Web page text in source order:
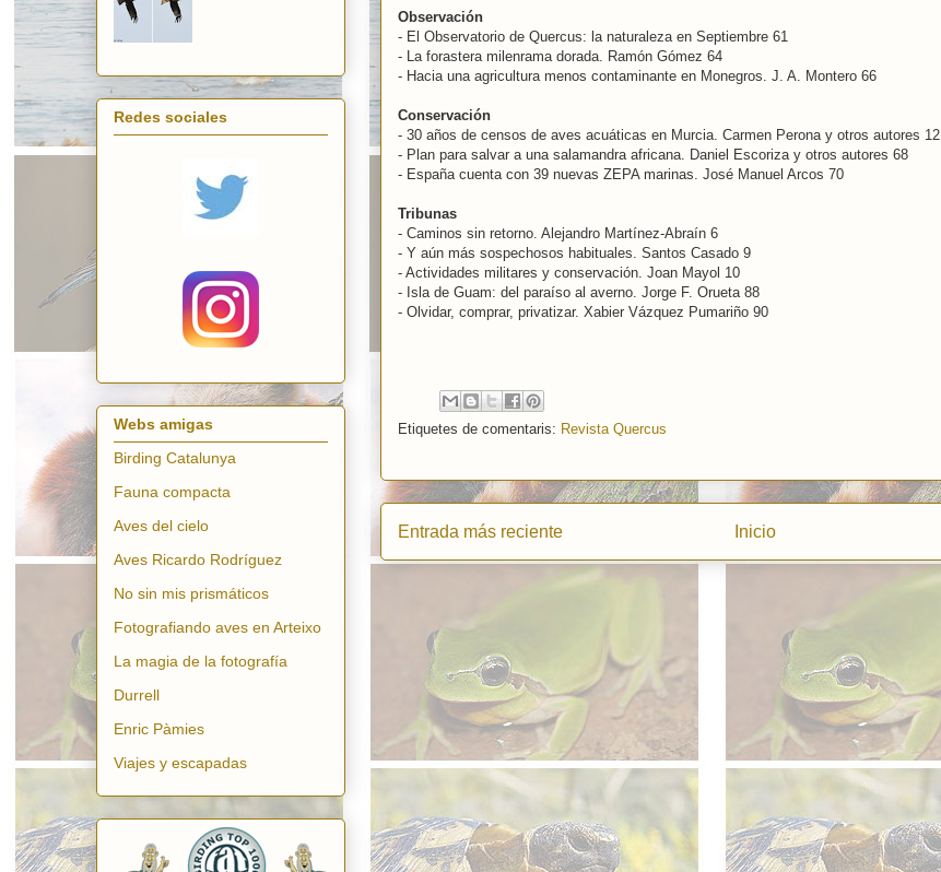
Observación
- El Observatorio de Quercus: la naturaleza en Septiembre 61
- La forastera milenrama dorada. Ramón Gómez 64
- Hacia una agricultura menos contaminante en Monegros. J. A. Montero 66
Conservación
- 30 años de censos de aves acuáticas en Murcia. Carmen Perona y otros autores 12
- Plan para salvar a una salamandra africana. Daniel Escoriza y otros autores 68
- España cuenta con 39 nuevas ZEPA marinas. José Manuel Arcos 70
Tribunas
- Caminos sin retorno. Alejandro Martínez-Abraín 6
- Y aún más sospechosos habituales. Santos Casado 9
- Actividades militares y conservación. Joan Mayol 10
- Isla de Guam: del paraíso al averno. Jorge F. Orueta 88
- Olvidar, comprar, privatizar. Xabier Vázquez Pumariño 90
Etiquetes de comentaris: Revista Quercus
Entrada más reciente Inicio
Redes sociales
Webs amigas
Birding Catalunya
Fauna compacta
Aves del cielo
Aves Ricardo Rodríguez
No sin mis prismáticos
Fotografiando aves en Arteixo
La magia de la fotografía
Durrell
Enric Pàmies
Viajes y escapadas